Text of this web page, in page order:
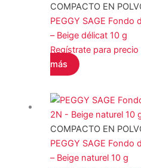
NOYLES(0)
PEGGY SAGE (10)
STALEKS(0)
YOSHI
(0)
COLOR del producto
EFECTO del producto
COMPACTO EN
PEGGY SAGE Fondo
– Beige délicat 10 g
Regístrate para
más
COMPACTO EN
PEGGY SAGE Fondo
– Beige naturel 10 g